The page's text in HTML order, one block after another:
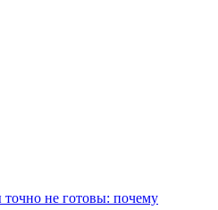
не готовы: почему